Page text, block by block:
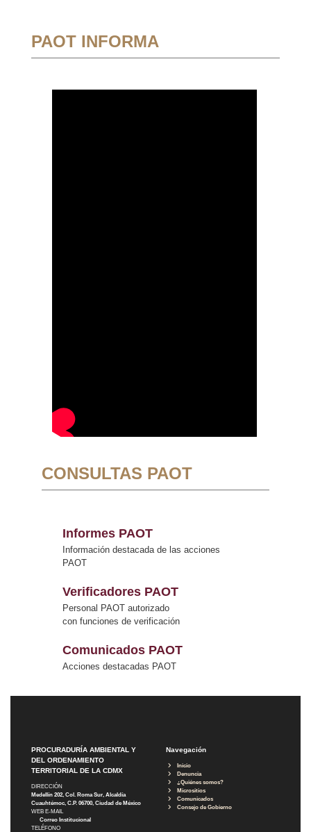
PAOT INFORMA
CONSULTAS PAOT
Informes PAOT
Información destacada de las acciones
PAOT
Verificadores PAOT
Personal PAOT autorizado
con funciones de verificación
Comunicados PAOT
Acciones destacadas PAOT
PROCURADURÍA AMBIENTAL Y
DEL ORDENAMIENTO
TERRITORIAL DE LA CDMX
DIRECCIÓN
Medellín 202, Col. Roma Sur, Alcaldía
Cuauhtémoc, C.P. 06700, Ciudad de México
WEB E-MAIL
Correo Institucional
TELÉFONO
Navegación
Inicio
Denuncia
¿Quiénes somos?
Micrositios
Comunicados
Consejo de Gobierno